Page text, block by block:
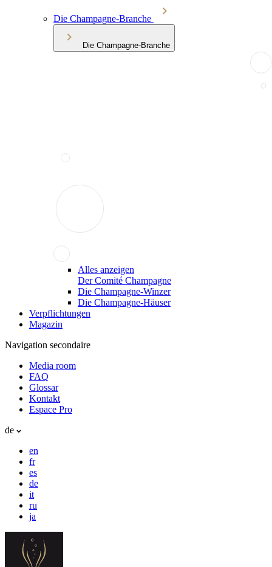
Die Champagne-Branche
Die Champagne-Branche
Alles anzeigen
Der Comité Champagne
Die Champagne-Winzer
Die Champagne-Häuser
Verpflichtungen
Magazin
Navigation secondaire
Media room
FAQ
Glossar
Kontakt
Espace Pro
de
en
fr
es
de
it
ru
ja